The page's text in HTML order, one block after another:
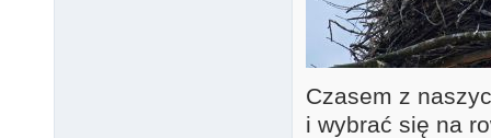
Czasem z
i wybrać się na